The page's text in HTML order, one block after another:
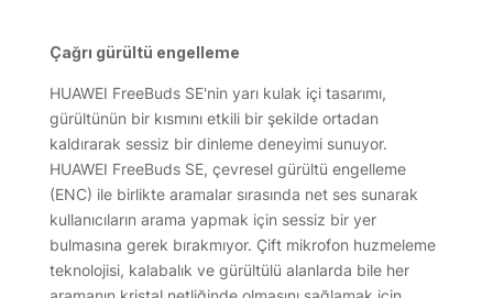
Çağrı gürültü engelleme
HUAWEI FreeBuds SE'nin yarı kulak içi tasarımı,
gürültünün bir kısmını etkili bir şekilde ortadan
kaldırarak sessiz bir dinleme deneyimi sunuyor.
HUAWEI FreeBuds SE, çevresel gürültü engelleme
(ENC) ile birlikte aramalar sırasında net ses sunarak
kullanıcıların arama yapmak için sessiz bir yer
bulmasına gerek bırakmıyor. Çift mikrofon huzmeleme
teknolojisi, kalabalık ve gürültülü alanlarda bile her